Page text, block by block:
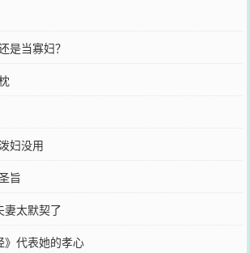
是当寡妇？
妇没用
旨
妻太默契了
》代表她的孝心